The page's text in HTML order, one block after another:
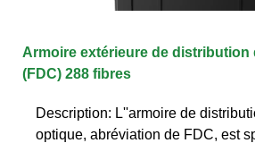
Armoire extérieure de distribution
(FDC) 288 fibres
Description: L''armoire de
optique, abréviation de FDC, est